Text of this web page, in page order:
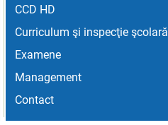
CCD HD
Curriculum şi inspecţie şcolară
Examene
Management
Contact